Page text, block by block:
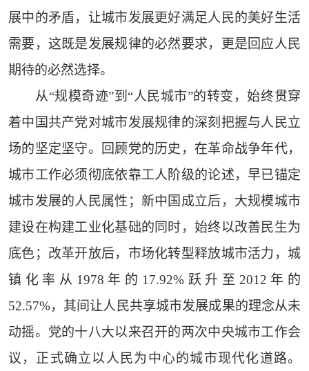
展中的矛盾，让城市发展更好满足人民的美好生活
需要，这既是发展规律的必然要求，更是回应人民
期待的必然选择。
从“规模奇迹”到“人民城市”的转变，始终贯穿
着中国共产党对城市发展规律的深刻把握与人民立
场的坚定坚守。回顾党的历史，在革命战争年代，
城市工作必须彻底依靠工人阶级的论述，早已锚定
城市发展的人民属性；新中国成立后，大规模城市
建设在构建工业化基础的同时，始终以改善民生为
底色；改革开放后，市场化转型释放城市活力，城
镇化率从1978年的17.92%跃升至2012年的
52.57%，其间让人民共享城市发展成果的理念从未
动摇。党的十八大以来召开的两次中央城市工作会
议，正式确立以人民为中心的城市现代化道路。